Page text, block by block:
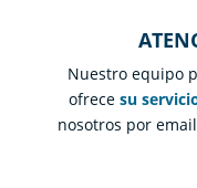
Nuestro equipo
ofrece su
nosotros por